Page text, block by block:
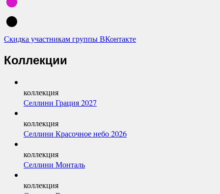
Скидка участникам группы ВКонтакте
Коллекции
коллекция
Селлини Грация 2027
коллекция
Селлини Красочное небо 2026
коллекция
Селлини Монталь
коллекция